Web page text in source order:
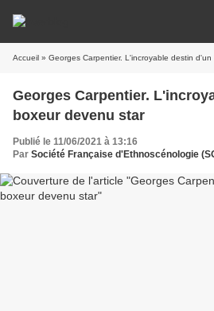
Accueil » Georges Carpentier. L'incroyable destin
Georges Carpentier.
boxeur devenu star
Publié le 11/06/2021 à 13:16
Par Société Française d'Ethnoscénologie